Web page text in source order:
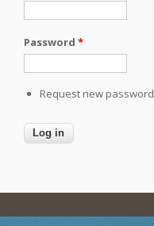
Password *
Request new password